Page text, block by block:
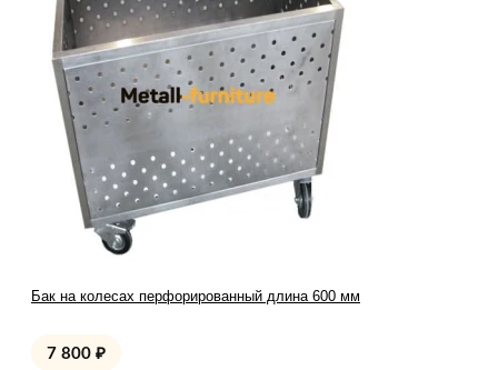
Бак на колесах перфорированный длина 600 мм
7 800 ₽